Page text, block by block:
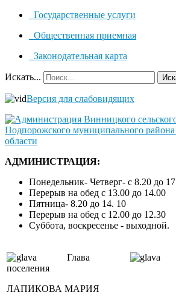
Государственные услуги
Общественная приемная
Законодательная карта
Искать...
Версия для слабовидящих
АДМИНИСТРАЦИЯ:
Понедельник- Четверг- с 8.20 до
Перерыв на обед с 13.00 до 14.00
Пятница- 8.20 до 14. 10
Перерыв на обед с 12.00 до 12.30
Суббота, воскресенье - выходной.
Глава
поселения
ЛАПИКОВА МАРИЯ